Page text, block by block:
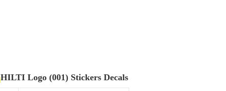
HILTI Logo (001) Stickers Decals